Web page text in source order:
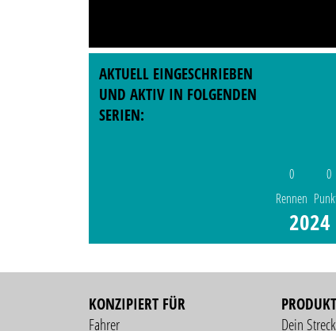
AKTUELL EINGESCHRIEBEN
UND AKTIV IN FOLGENDEN
SERIEN:
0
Rennen
0
2024
KONZIPIERT FÜR
Fahrer
Dein